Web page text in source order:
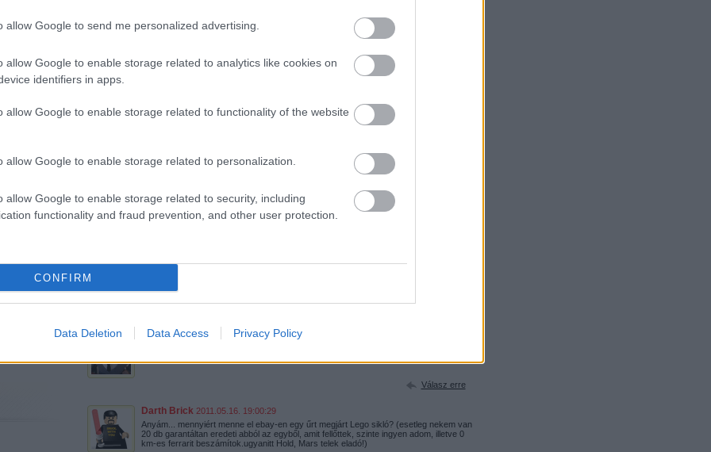
allow Google to send me personalized advertising.
allow Google to enable storage related to analytics like cookies on
identifiers in apps.
allow Google to enable storage related to functionality of the website
allow Google to enable storage related to personalization.
allow Google to enable storage related to security, including
functionality and fraud prevention, and other user protection.
CONFIRM
Data Deletion Data Access Privacy Policy
LEGO, van
játszik:
7636
szakacsa
2011.05.16. 15:57:55
BTW ez valami régi hír "felmelegítése" lehet, mert tutuka már a legóember szóhasználattal él a minifig
kis életet, az url azonban mardt.
rozsamarci 2011.05.16. 17:30:13
hangfelvételt a próbavásárlásról! :)
készleteket összerakni és a súlytalanságban való legózást ősztől videón is meg lehet majd tekinteni.
tutuka ·http://kockagyar.hu 2011.05.16. 18:39:48
Válasz erre
Darth Brick 2011.05.16. 19:00:29
Anyám... mennyiért menne el ebay-en egy űrt megjárt Lego sikló? (esetleg nekem van
20 db garantáltan eredeti abból az egyből, amit fellőttek, szinte ingyen adom, illetve 0
km-es ferrarit beszámítok.ugyanitt Hold, Mars telek eladó!)